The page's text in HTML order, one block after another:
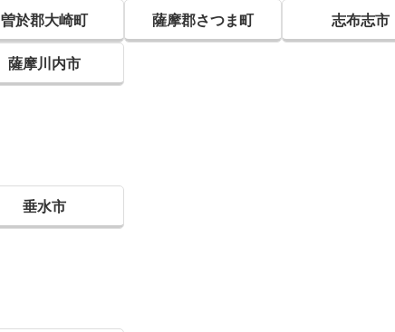
曽於郡大崎町 薩摩郡さつま町 志布志市
薩摩川内市
垂水市